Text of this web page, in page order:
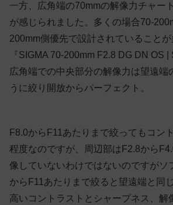
一方、広角端の70mmの解像力チャー
が感じられました。多くの場合70-
200mm側優先で設計されていることが
『SIGMA 70-200mm F2.8 DG DN OS |
広角端での中央部分の解像力は望遠端
うに絞り開放からパーフェクト。
F8.0からF11あたりまで絞ってもコン
程度なのですが、周辺部はF2.8から
像していないわけではないのですがソ
からF11あたりまで絞ると望遠端と同
高いコントラストとシャープネス、解